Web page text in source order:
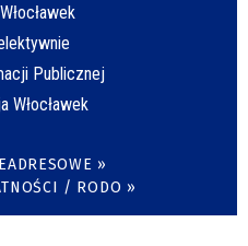
Publicznej
Włocławek
»
/ RODO »